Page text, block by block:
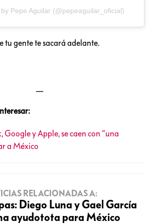
Pepe Aguilar (@pepeaguilar_oficial)
tu gente te sacará adelante.
Google y Apple, se caen con “una
a México
RELACIONADAS A:
Diego Luna y Gael García
ayudotota para México